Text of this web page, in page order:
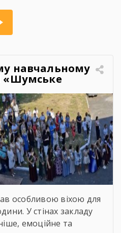
навчальному
«Шумське
технічне
відбувся
випускний
– 2026
особливою віхою для
У стінах закладу
емоційне та